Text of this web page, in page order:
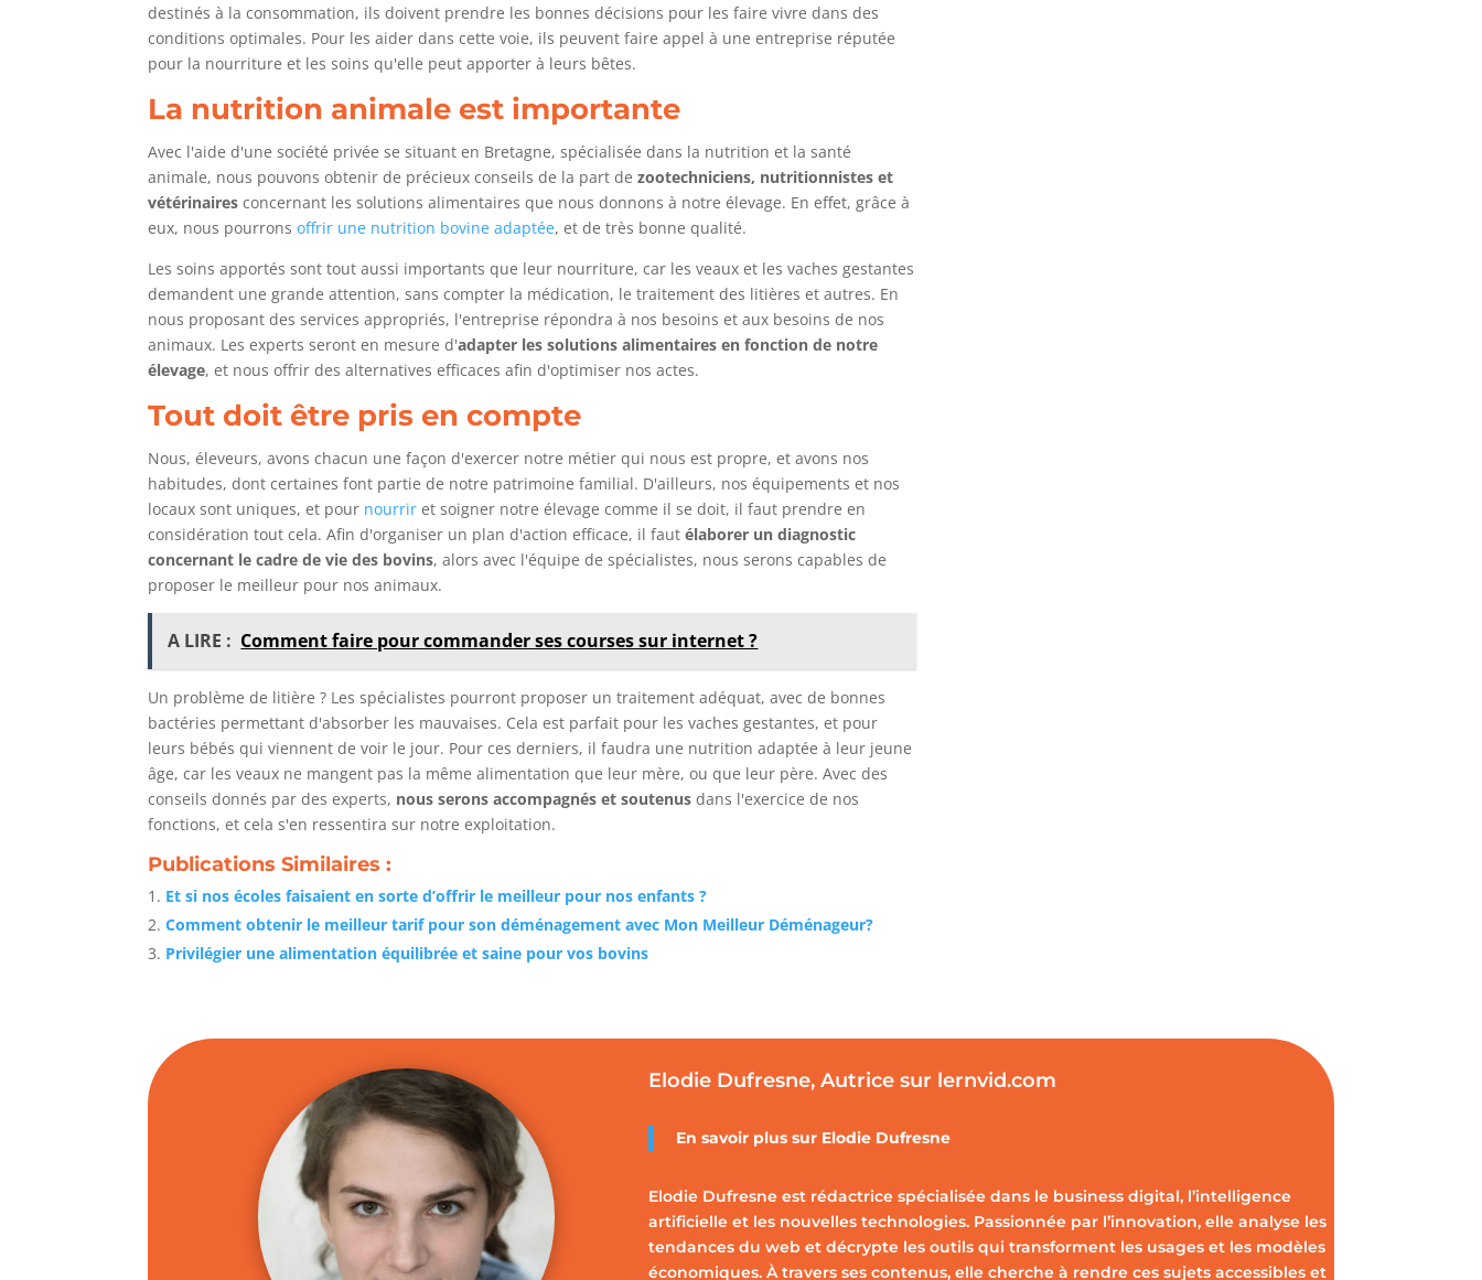
destinés à la consommation, ils doivent prendre les bonnes décisions pour les faire vivre dans des
conditions optimales. Pour les aider dans cette voie, ils peuvent faire appel à une entreprise réputée
pour la nourriture et les soins qu'elle peut apporter à leurs bêtes.
La nutrition animale est importante
Avec l'aide d'une société privée se situant en Bretagne, spécialisée dans la nutrition et la santé
animale, nous pouvons obtenir de précieux conseils de la part de zootechniciens, nutritionnistes et
vétérinaires concernant les solutions alimentaires que nous donnons à notre élevage. En effet, grâce à
eux, nous pourronsoffrir une nutrition bovine adaptée, et de très bonne qualité.
Les soins apportés sont tout aussi importants que leur nourriture, car les veaux et les vaches gestantes
demandent une grande attention, sans compter la médication, le traitement des litières et autres. En
nous proposant des services appropriés, l'entreprise répondra à nos besoins et aux besoins de nos
animaux. Les experts seront en mesure d'adapter les solutions alimentaires en fonction de notre
élevage, et nous offrir des alternatives efficaces afin d'optimiser nos actes.
Tout doit être pris en compte
Nous, éleveurs, avons chacun une façon d'exercer notre métier qui nous est propre, et avons nos
habitudes, dont certaines font partie de notre patrimoine familial. D'ailleurs, nos équipements et nos
locaux sont uniques, et pour nourrir et soigner notre élevage comme il se doit, il faut prendre en
considération tout cela. Afin d'organiser un plan d'action efficace, il fautélaborer un diagnostic
concernant le cadre de vie des bovins, alors avec l'équipe de spécialistes, nous serons capables de
proposer le meilleur pour nos animaux.
A LIRE : Comment faire pour commander ses courses sur internet ?
Un problème de litière ? Les spécialistes pourront proposer un traitement adéquat, avec de bonnes
bactéries permettant d'absorber les mauvaises. Cela est parfait pour les vaches gestantes, et pour
leurs bébés qui viennent de voir le jour. Pour ces derniers, il faudra une nutrition adaptée à leur jeune
âge, car les veaux ne mangent pas la même alimentation que leur mère, ou que leur père. Avec des
conseils donnés par des experts, nous serons accompagnés et soutenusdans l'exercice de nos
fonctions, et cela s'en ressentira sur notre exploitation.
Publications Similaires :
Et si nos écoles faisaient en sorte d’offrir le meilleur pour nos enfants ?
Comment obtenir le meilleur tarif pour son déménagement avec Mon Meilleur Déménageur?
Privilégier une alimentation équilibrée et saine pour vos bovins
Elodie Dufresne, Autrice sur lernvid.com
En savoir plus sur Elodie Dufresne
Elodie Dufresne est rédactrice spécialisée dans le business digital, l’intelligence
artificielle et les nouvelles technologies. Passionnée par l’innovation, elle analyse les
tendances du web et décrypte les outils qui transforment les usages et les modèles
économiques. À travers ses contenus, elle cherche à rendre ces sujets accessibles et